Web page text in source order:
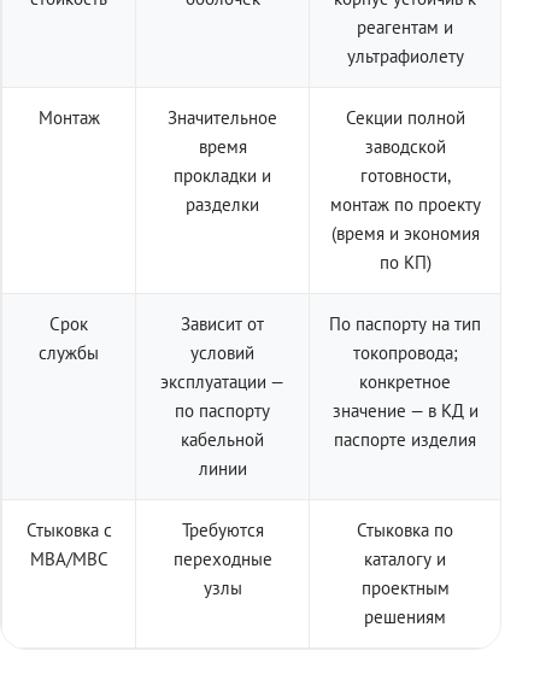
реагентам и
ультрафиолету
Монтаж
Значительное
время
прокладки и
разделки
Секции полной
заводской
готовности,
монтаж по проекту
(время и экономия
по КП)
Срок
службы
Зависит от
условий
эксплуатации —
по паспорту
кабельной
линии
По паспорту на тип
токопровода;
конкретное
значение — в КД и
паспорте изделия
Стыковка с
МВА/МВС
Требуются
переходные
узлы
Стыковка по
каталогу и
проектным
решениям